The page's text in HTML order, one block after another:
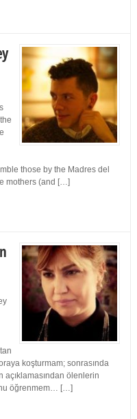
those by the Madres del
mothers (and […]
koşturmam; sonrasında
açıklamasından ölenlerin
öğrenmem… […]